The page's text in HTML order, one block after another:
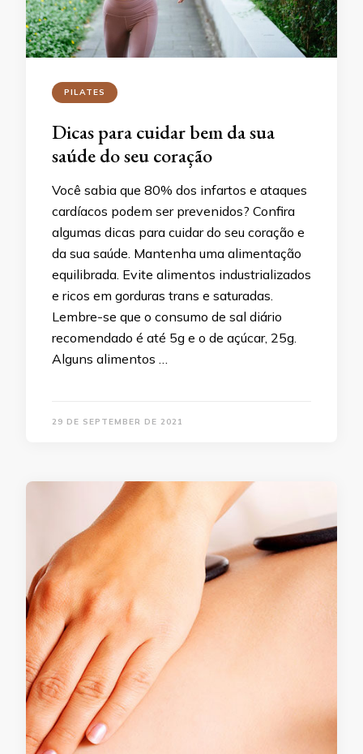
PILATES
Dicas para cuidar bem da sua
saúde do seu coração
Você sabia que 80% dos infartos e ataques
cardíacos podem ser prevenidos? Confira
algumas dicas para cuidar do seu coração e
da sua saúde. Mantenha uma alimentação
equilibrada. Evite alimentos industrializados
e ricos em gorduras trans e saturadas.
Lembre-se que o consumo de sal diário
recomendado é até 5g e o de açúcar, 25g.
Alguns alimentos …
29 DE SEPTEMBER DE 2021